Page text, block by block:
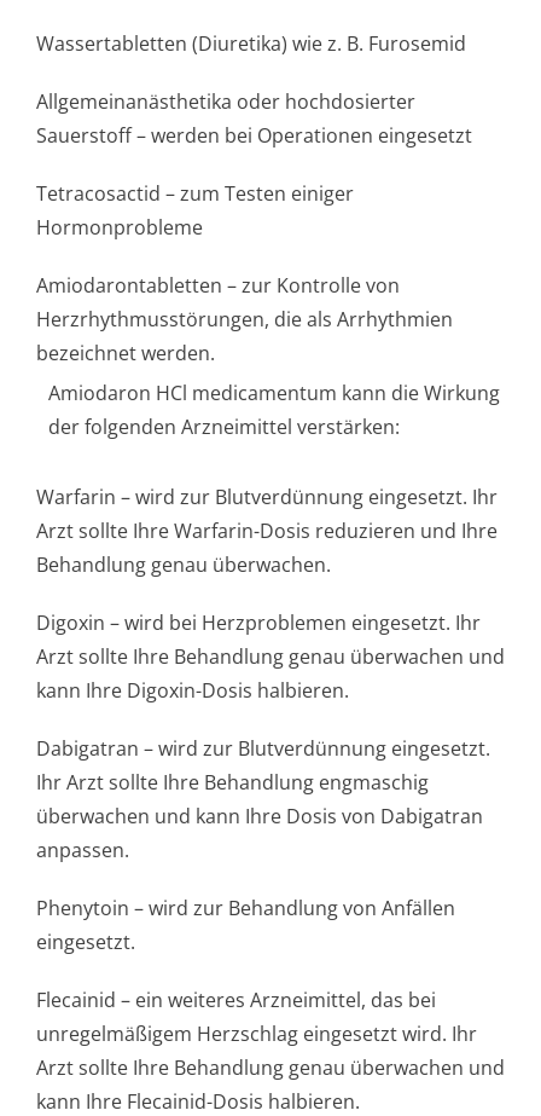
Wassertabletten (Diuretika) wie z. B. Furosemid
Allgemeinanästhe­tika oder hochdosierter
Sauerstoff – werden bei Operationen eingesetzt
Tetracosactid – zum Testen einiger
Hormonprobleme
Amiodarontabletten – zur Kontrolle von
Herzrhythmusstörun­gen, die als Arrhythmien
bezeichnet werden.
Amiodaron HCl medicamentum kann die Wirkung
der folgenden Arzneimittel verstärken:
Warfarin – wird zur Blutverdünnung eingesetzt. Ihr
Arzt sollte Ihre Warfarin-Dosis reduzieren und Ihre
Behandlung genau überwachen.
Digoxin – wird bei Herzproblemen eingesetzt. Ihr
Arzt sollte Ihre Behandlung genau überwachen und
kann Ihre Digoxin-Dosis halbieren.
Dabigatran – wird zur Blutverdünnung eingesetzt.
Ihr Arzt sollte Ihre Behandlung engmaschig
überwachen und kann Ihre Dosis von Dabigatran
anpassen.
Phenytoin – wird zur Behandlung von Anfällen
eingesetzt.
Flecainid – ein weiteres Arzneimittel, das bei
unregelmäßigem Herzschlag eingesetzt wird. Ihr
Arzt sollte Ihre Behandlung genau überwachen und
kann Ihre Flecainid-Dosis halbieren.